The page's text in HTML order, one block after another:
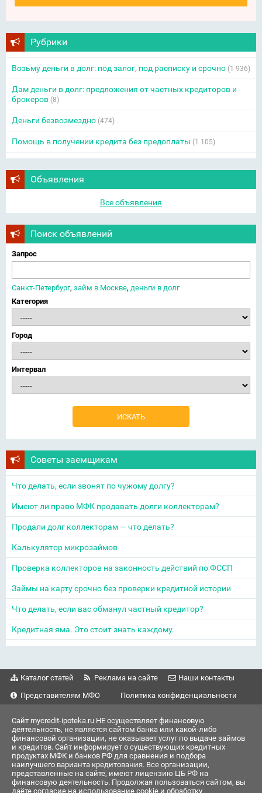
Рубрики
Возьму деньги в долг: под залог, под расписку и срочно (1 936)
Дам деньги в долг: предложения от частных кредиторов и
брокеров (8)
Деньги безвозмездно (474)
Помощь в получении кредита без предоплаты (1 105)
Объявления
Все объявления
Поиск объявлений
Запрос
Санкт-Петербург, займ в Москве, деньги в долг
Категория
Город
Интервал
Советы заемщикам
Что делать, если звонят по чужому долгу?
Имеют ли право МФК продавать долги коллекторам?
Продали долг коллекторам — что делать?
Калькулятор микрозаймов
Проверка коллекторов на законность действий по ФССП
Займы на карту срочно без проверки кредитной истории
Что делать, если вас обманул частный кредитор?
Кредитная яма. Это стоит знать каждому.
Каталог статей Реклама на сайте
Наши контакты
Представителям МФО
Политика конфиденциальности
Сайт mycredit-ipoteka.ru НЕ осуществляет финансовую
деятельность, не является сайтом банка или какой-либо
финансовой организации, не оказывает услуг по выдаче займов
и кредитов. Сайт информирует о существующих кредитных
продуктах МФК и банков РФ для сравнения и подбора
наилучшего варианта кредитования. Все организации,
представленные на сайте, имеют лицензию ЦБ РФ на
финансовую деятельность. Продолжая пользоваться сайтом, вы
даёте согласие на использование cookie и обработку